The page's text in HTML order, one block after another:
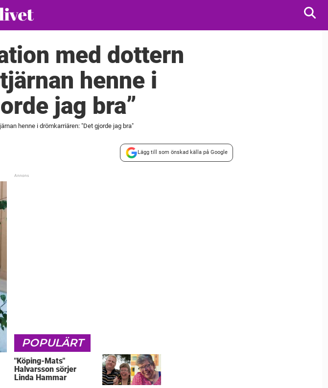
med dottern
henne i
jag bra”
henne i drömkarriären: "Det gjorde jag bra"
Lägg till som önskad källa på Google
POPULÄRT
"Köping-Mats"
Halvarsson sörjer
Linda Hammar